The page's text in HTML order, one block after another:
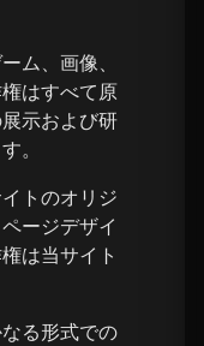
ム、画像、
はすべて原
示および研
。
トのオリジ
ージデザイ
は当サイト
る形式での